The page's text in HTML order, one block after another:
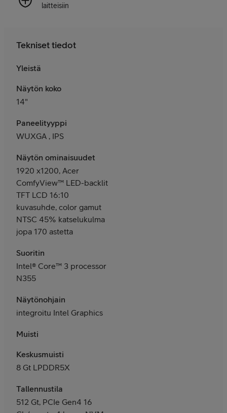
laitteisiin
Tekniset tiedot
Yleistä
Näytön koko
14"
Paneelityyppi
WUXGA , IPS
Näytön ominaisuudet
1920 x1200, Acer
ComfyView™ LED-backlit
TFT LCD 16:10
kuvasuhde, color gamut
NTSC 45% katselukulma
jopa 170 astetta
Suoritin
Intel® Core™ 3 processor
N355
Näytönohjain
integroitu Intel Graphics
Muisti
Keskusmuisti
8 Gt LPDDR5X
Tallennustila
512 Gt, PCIe Gen4 16